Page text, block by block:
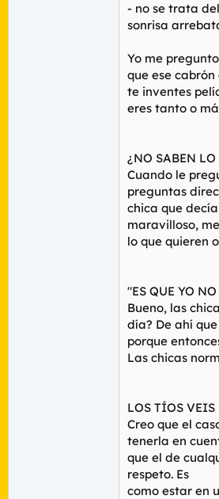
- no se trata
sonrisa
Yo me
que ese
te inventes
eres tanto o
¿NO SABEN
Cuando le
preguntas
chica que
maravilloso,
lo que quieren
"ES QUE YO
Bueno, las
día? De ahí
porque
Las chicas
LOS TÍOS VEIS
Creo que el
tenerla en
que el de
respeto. Es
como estar en